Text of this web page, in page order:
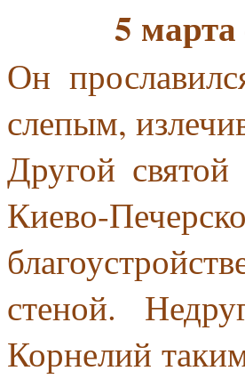
5 марта
Он
слепым,
Другой
Киево-
стеной.
Корнелий